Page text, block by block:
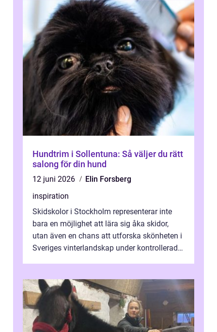
Hundtrim i Sollentuna: Så väljer du rätt
salong för din hund
12 juni 2026
Elin Forsberg
inspiration
Skidskolor i Stockholm representerar inte
bara en möjlighet att lära sig åka skidor,
utan även en chans att utforska skönheten i
Sveriges vinterlandskap under kontrollerade